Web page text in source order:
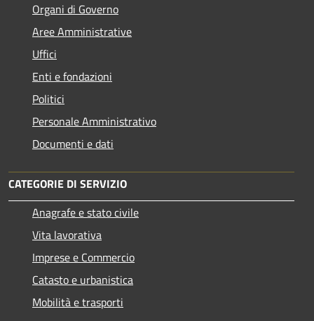
Organi di Governo
Aree Amministrative
Uffici
Enti e fondazioni
Politici
Personale Amministrativo
Documenti e dati
CATEGORIE DI SERVIZIO
Anagrafe e stato civile
Vita lavorativa
Imprese e Commercio
Catasto e urbanistica
Mobilità e trasporti